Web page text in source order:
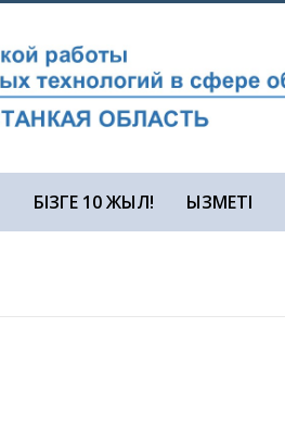
БІЗГЕ 10 ЖЫЛ! ҚЫЗМЕТІ